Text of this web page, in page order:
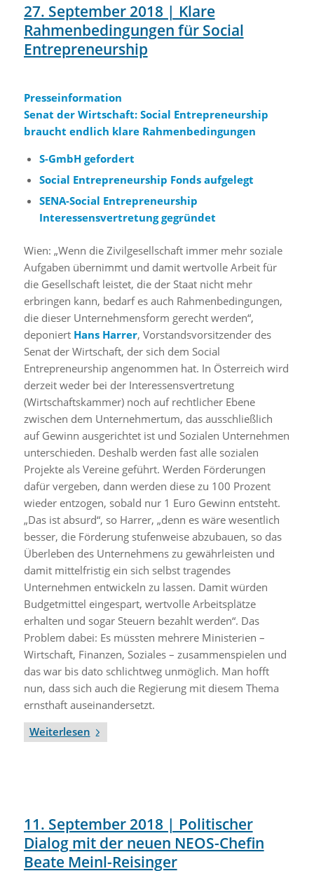
27. September 2018 | Klare
Rahmenbedingungen für Social
Entrepreneurship
Presseinformation
Senat der Wirtschaft: Social Entrepreneurship
braucht endlich klare Rahmenbedingungen
S-GmbH gefordert
Social Entrepreneurship Fonds aufgelegt
SENA-Social Entrepreneurship
Interessensvertretung gegründet
Wien: „Wenn die Zivilgesellschaft immer mehr soziale
Aufgaben übernimmt und damit wertvolle Arbeit für
die Gesellschaft leistet, die der Staat nicht mehr
erbringen kann, bedarf es auch Rahmenbedingungen,
die dieser Unternehmensform gerecht werden“,
deponiert Hans Harrer, Vorstandsvorsitzender des
Senat der Wirtschaft, der sich dem Social
Entrepreneurship angenommen hat. In Österreich wird
derzeit weder bei der Interessensvertretung
(Wirtschaftskammer) noch auf rechtlicher Ebene
zwischen dem Unternehmertum, das ausschließlich
auf Gewinn ausgerichtet ist und Sozialen Unternehmen
unterschieden. Deshalb werden fast alle sozialen
Projekte als Vereine geführt. Werden Förderungen
dafür vergeben, dann werden diese zu 100 Prozent
wieder entzogen, sobald nur 1 Euro Gewinn entsteht.
„Das ist absurd“, so Harrer, „denn es wäre wesentlich
besser, die Förderung stufenweise abzubauen, so das
Überleben des Unternehmens zu gewährleisten und
damit mittelfristig ein sich selbst tragendes
Unternehmen entwickeln zu lassen. Damit würden
Budgetmittel eingespart, wertvolle Arbeitsplätze
erhalten und sogar Steuern bezahlt werden“. Das
Problem dabei: Es müssten mehrere Ministerien –
Wirtschaft, Finanzen, Soziales – zusammenspielen und
das war bis dato schlichtweg unmöglich. Man hofft
nun, dass sich auch die Regierung mit diesem Thema
ernsthaft auseinandersetzt.
Weiterlesen
11. September 2018 | Politischer
Dialog mit der neuen NEOS-Chefin
Beate Meinl-Reisinger